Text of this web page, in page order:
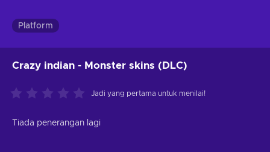
Platform
Crazy indian - Monster skins (DLC)
Jadi yang pertama untuk menilai!
Tiada penerangan lagi